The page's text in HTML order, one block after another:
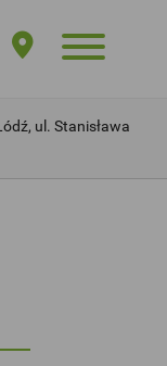
ul. Stanisława